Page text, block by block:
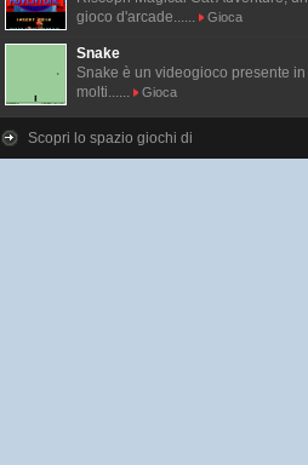
gioco d'arcade......
Gioca
Snake
Snake è un videogioco presente in
molti......
Gioca
Scopri lo spazio giochi di